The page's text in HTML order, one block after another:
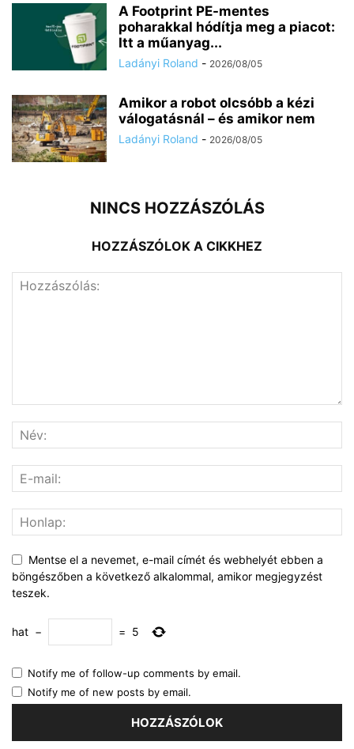
A Footprint PE-mentes
poharakkal hódítja meg a piacot:
Itt a műanyag...
Ladányi Roland - 2026/08/05
Amikor a robot olcsóbb a kézi
válogatásnál – és amikor nem
Ladányi Roland - 2026/08/05
NINCS HOZZÁSZÓLÁS
HOZZÁSZÓLOK A CIKKHEZ
Mentse el a nevemet, e-mail címét és webhelyét ebben a
böngészőben a következő alkalommal, amikor megjegyzést
teszek.
hat − = 5
Notify me of follow-up comments by email.
Notify me of new posts by email.